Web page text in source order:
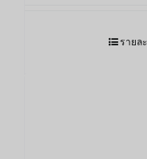
รายล